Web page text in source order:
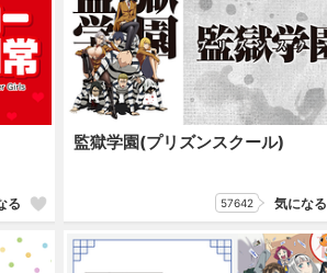
る
監獄学園(プリズンスクール)
57642 気になる